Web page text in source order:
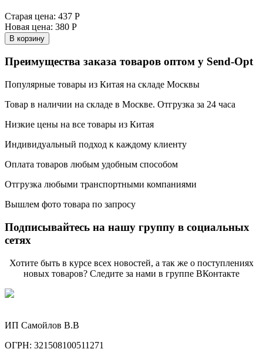
Старая цена: 437 Р
Новая цена: 380 Р
В корзину
Преимущества заказа товаров оптом у Send-Opt
Популярные товары из Китая на складе Москвы
Товар в наличии на складе в Москве. Отгрузка за 24 часа
Низкие цены на все товары из Китая
Индивидуальный подход к каждому клиенту
Оплата товаров любым удобным способом
Отгрузка любыми транспортными компаниями
Вышлем фото товара по запросу
Подписывайтесь на нашу группу в социальных
сетях
Хотите быть в курсе всех новостей, а так же о поступлениях
новых товаров? Следите за нами в группе ВКонтакте
ИП Самойлов В.В
ОГРН: 321508100511271